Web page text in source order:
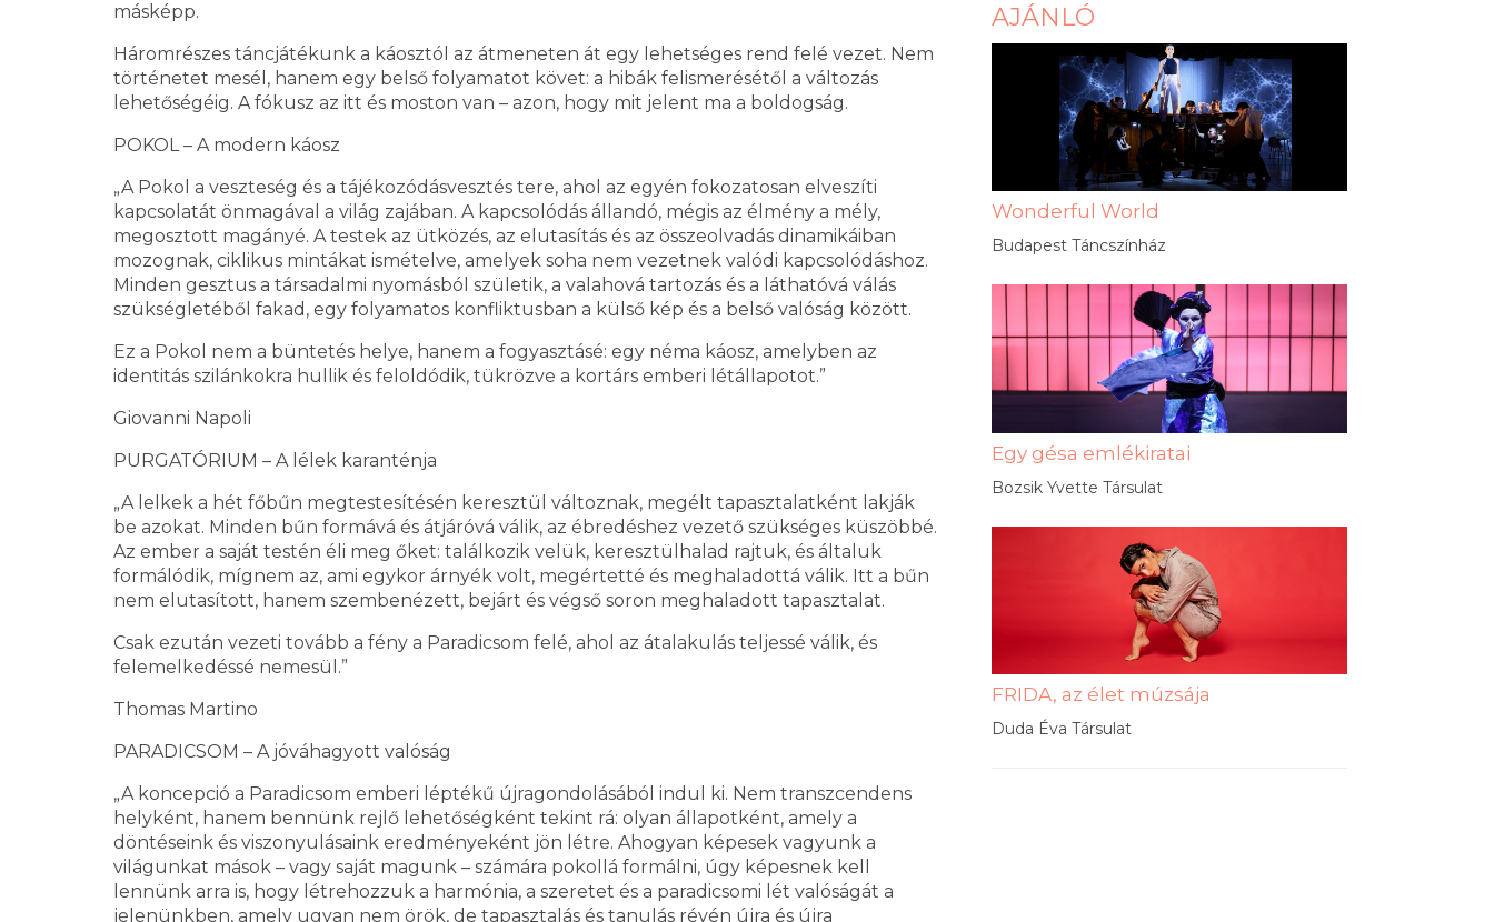
másképp.
Háromrészes táncjátékunk a káosztól az átmeneten át egy lehetséges rend felé vezet. Nem
történetet mesél, hanem egy belső folyamatot követ: a hibák felismerésétől a változás
lehetőségéig. A fókusz az itt és moston van – azon, hogy mit jelent ma a boldogság.
POKOL – A modern káosz
„A Pokol a veszteség és a tájékozódásvesztés tere, ahol az egyén fokozatosan elveszíti
kapcsolatát önmagával a világ zajában. A kapcsolódás állandó, mégis az élmény a mély,
megosztott magányé. A testek az ütközés, az elutasítás és az összeolvadás dinamikáiban
mozognak, ciklikus mintákat ismételve, amelyek soha nem vezetnek valódi kapcsolódáshoz.
Minden gesztus a társadalmi nyomásból születik, a valahová tartozás és a láthatóvá válás
szükségletéből fakad, egy folyamatos konfliktusban a külső kép és a belső valóság között.
Ez a Pokol nem a büntetés helye, hanem a fogyasztásé: egy néma káosz, amelyben az
identitás szilánkokra hullik és feloldódik, tükrözve a kortárs emberi létállapotot.”
Giovanni Napoli
PURGATÓRIUM – A lélek karanténja
„A lelkek a hét főbűn megtestesítésén keresztül változnak, megélt tapasztalatként lakják
be azokat. Minden bűn formává és átjáróvá válik, az ébredéshez vezető szükséges küszöbbé.
Az ember a saját testén éli meg őket: találkozik velük, keresztülhalad rajtuk, és általuk
formálódik, mígnem az, ami egykor árnyék volt, megértetté és meghaladottá válik. Itt a bűn
nem elutasított, hanem szembenézett, bejárt és végső soron meghaladott tapasztalat.
Csak ezután vezeti tovább a fény a Paradicsom felé, ahol az átalakulás teljessé válik, és
felemelkedéssé nemesül.”
Thomas Martino
PARADICSOM – A jóváhagyott valóság
„A koncepció a Paradicsom emberi léptékű újragondolásából indul ki. Nem transzcendens
helyként, hanem bennünk rejlő lehetőségként tekint rá: olyan állapotként, amely a
döntéseink és viszonyulásaink eredményeként jön létre. Ahogyan képesek vagyunk a
világunkat mások – vagy saját magunk – számára pokollá formálni, úgy képesnek kell
lennünk arra is, hogy létrehozzuk a harmónia, a szeretet és a paradicsomi lét valóságát a
jelenünkben, amely ugyan nem örök, de tapasztalás és tanulás révén újra és újra
AJÁNLÓ
Wonderful World
Budapest Táncszínház
Egy gésa emlékiratai
Bozsik Yvette Társulat
FRIDA, az élet múzsája
Duda Éva Társulat